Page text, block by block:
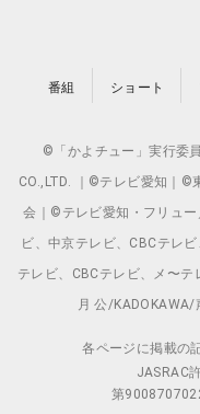
番組 ショート
©「かよチュー」実行委
CO.,LTD. ｜©テレビ愛知｜©
会｜©テレビ愛知・フリュ
ビ、中京テレビ、CBCテレ
テレビ、CBCテレビ、メ〜
月 公/
各ページに掲載の
JASRAC
第